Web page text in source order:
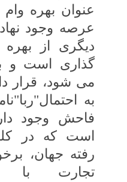
عنوان‏ بهره
عرصه وجود
دیگری از
گذاری است و
می‏ شود، قرار
به
فاحش وجود
است که در
رفته جهان،
تجارت با